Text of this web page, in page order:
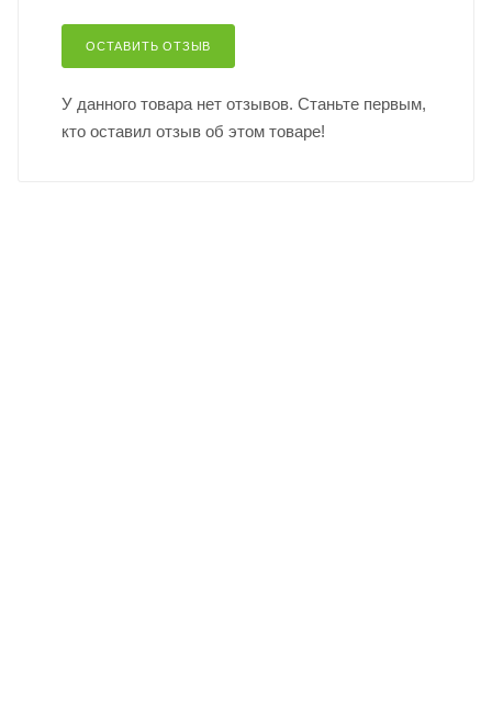
ОСТАВИТЬ ОТЗЫВ
У данного товара нет отзывов. Станьте первым,
кто оставил отзыв об этом товаре!